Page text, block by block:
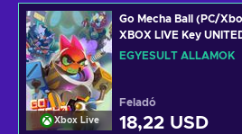
Xbox Live
Go Mecha Ball (PC/
XBOX LIVE Key
EGYESÜLT ÁLLAMOK
Feladó
18,22 USD